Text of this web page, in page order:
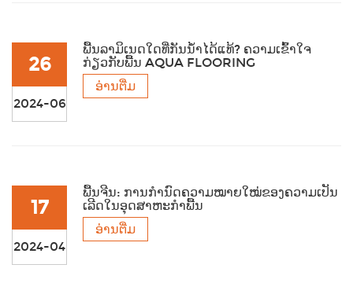
26
2024-06
ພື້ນລາມິເນດໃດທີ່ກັນນ້ຳໄດ້ແທ້? ຄວາມເຂົ້າໃຈ
ກ່ຽວກັບພື້ນ AQUA FLOORING
ອ່ານຕື່ມ
17
2024-04
ພື້ນຈີນ: ການກຳນົດຄວາມໝາຍໃໝ່ຂອງຄວາມເປັນ
ເລີດໃນອຸດສາຫະກຳພື້ນ
ອ່ານຕື່ມ